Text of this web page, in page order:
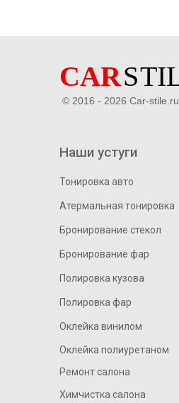
Наши устуги
Тонировка авто
Атермальная тонировка
Бронирование стекол
Бронирование фар
Оклейка винилом
Оклейка полиуретаном
Химчистка салона
Полировка кузова
Полировка фар
Ремонт салона
© 2016 - 2026 Car-stile.ru